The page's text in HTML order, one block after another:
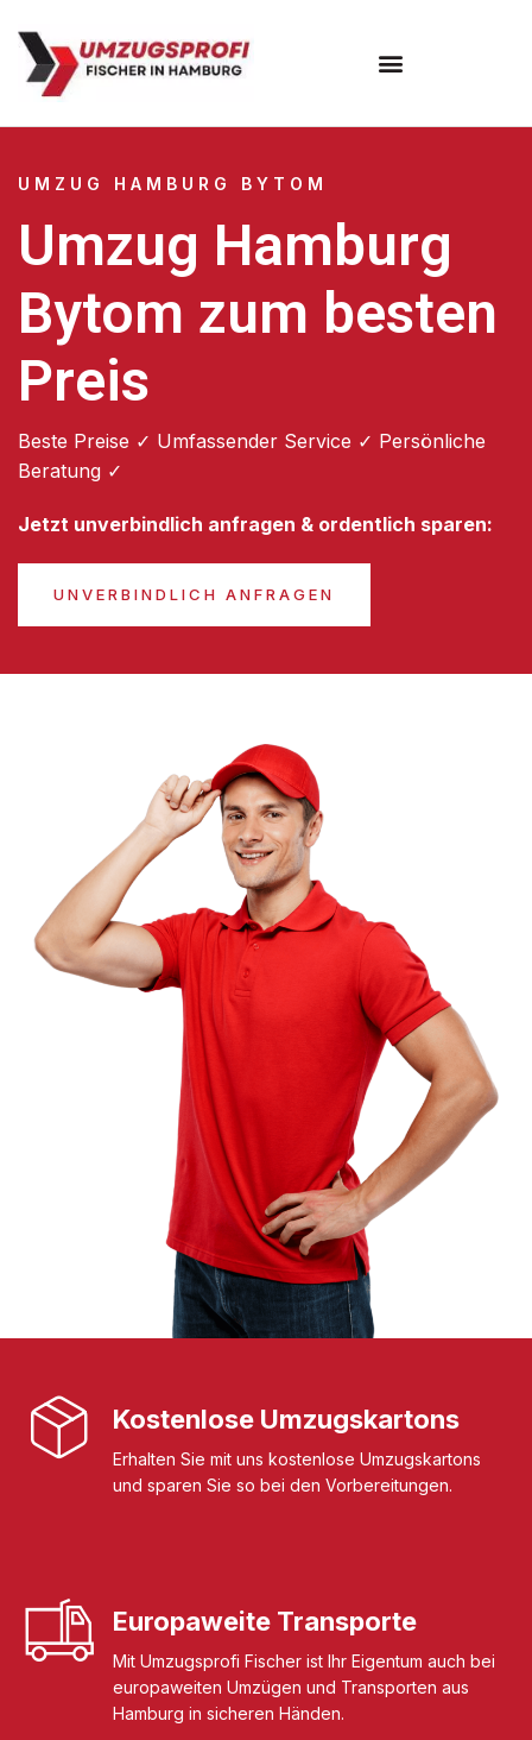
UMZUG HAMBURG BYTOM
Umzug Hamburg
Bytom zum besten
Preis
Beste Preise ✓ Umfassender Service ✓ Persönliche
Beratung ✓
Jetzt unverbindlich anfragen & ordentlich sparen:
UNVERBINDLICH ANFRAGEN
Kostenlose Umzugskartons
Erhalten Sie mit uns kostenlose Umzugskartons
und sparen Sie so bei den Vorbereitungen.
Europaweite Transporte
Mit Umzugsprofi Fischer ist Ihr Eigentum auch bei
europaweiten Umzügen und Transporten aus
Hamburg in sicheren Händen.